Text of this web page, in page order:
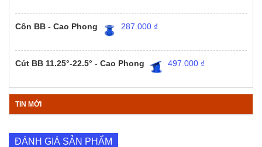
Côn BB - Cao Phong 287.000 ₫
Cút BB 11.25°-22.5° - Cao Phong 497.000 ₫
TIN MỚI
ĐÁNH GIÁ SẢN PHẨM